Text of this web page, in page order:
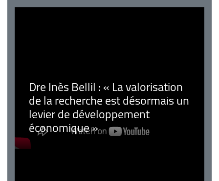
Dre Inès Bellil : « La valorisation
de la recherche est désormais un
levier de développement
économique »